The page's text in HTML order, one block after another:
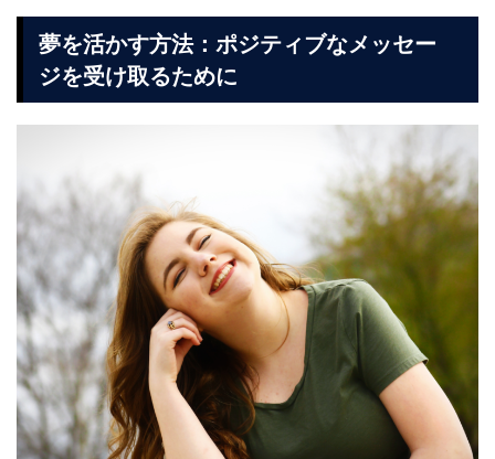
夢を活かす方法：ポジティブなメッセー
ジを受け取るために